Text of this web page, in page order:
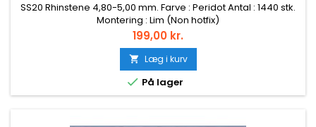
SS20 Rhinstene 4,80-5,00 mm. Farve : Peridot Antal : 1440 stk.
Montering : Lim (Non hotfix)
Pris
199,00 kr.
 Læg i kurv
 På lager